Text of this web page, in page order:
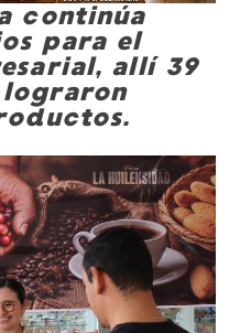
continúa
para el
allí 39
lograron